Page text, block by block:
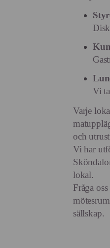
Vi
Varje
och
Vi har
lokal.
Fråga
sällskap.